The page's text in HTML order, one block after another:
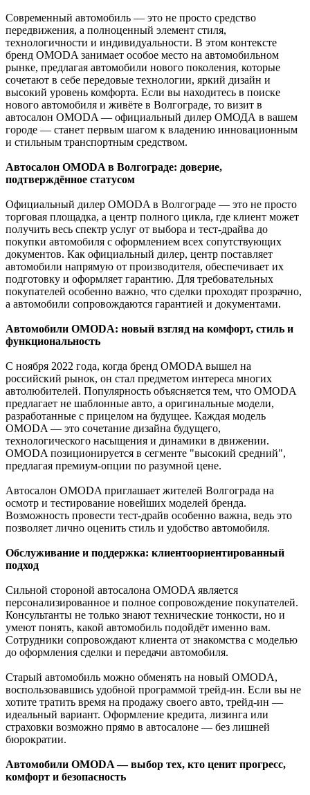
Современный автомобиль — это не просто средство
передвижения, а полноценный элемент стиля,
технологичности и индивидуальности. В этом контексте
бренд OMODA занимает особое место на автомобильном
рынке, предлагая автомобили нового поколения, которые
сочетают в себе передовые технологии, яркий дизайн и
высокий уровень комфорта. Если вы находитесь в поиске
нового автомобиля и живёте в Волгограде, то визит в
автосалон OMODA — официальный дилер ОМОДА в вашем
городе — станет первым шагом к владению инновационным
и стильным транспортным средством.
Автосалон OMODA в Волгограде: доверие,
подтверждённое статусом
Официальный дилер OMODA в Волгограде — это не просто
торговая площадка, а центр полного цикла, где клиент может
получить весь спектр услуг от выбора и тест-драйва до
покупки автомобиля с оформлением всех сопутствующих
документов. Как официальный дилер, центр поставляет
автомобили напрямую от производителя, обеспечивает их
подготовку и оформляет гарантию. Для требовательных
покупателей особенно важно, что сделки проходят прозрачно,
а автомобили сопровождаются гарантией и документами.
Автомобили OMODA: новый взгляд на комфорт, стиль и
функциональность
С ноября 2022 года, когда бренд OMODA вышел на
российский рынок, он стал предметом интереса многих
автолюбителей. Популярность объясняется тем, что OMODA
предлагает не шаблонные авто, а оригинальные модели,
разработанные с прицелом на будущее. Каждая модель
OMODA — это сочетание дизайна будущего,
технологического насыщения и динамики в движении.
OMODA позиционируется в сегменте "высокий средний",
предлагая премиум-опции по разумной цене.
Автосалон OMODA приглашает жителей Волгограда на
осмотр и тестирование новейших моделей бренда.
Возможность провести тест-драйв особенно важна, ведь это
позволяет лично оценить стиль и удобство автомобиля.
Обслуживание и поддержка: клиентоориентированный
подход
Сильной стороной автосалона OMODA является
персонализированное и полное сопровождение покупателей.
Консультанты не только знают технические тонкости, но и
умеют понять, какой автомобиль подойдёт именно вам.
Сотрудники сопровождают клиента от знакомства с моделью
до оформления сделки и передачи автомобиля.
Старый автомобиль можно обменять на новый OMODA,
воспользовавшись удобной программой трейд-ин. Если вы не
хотите тратить время на продажу своего авто, трейд-ин —
идеальный вариант. Оформление кредита, лизинга или
страховки возможно прямо в автосалоне — без лишней
бюрократии.
Автомобили OMODA — выбор тех, кто ценит прогресс,
комфорт и безопасность